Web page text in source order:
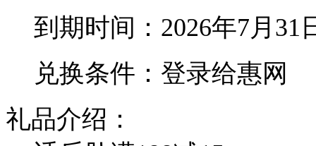
到期时间：2026年7月31
兑换条件：登录给惠网
礼品介绍：